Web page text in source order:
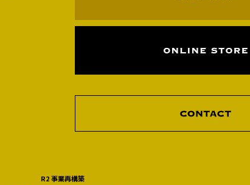
R2 事業再構築